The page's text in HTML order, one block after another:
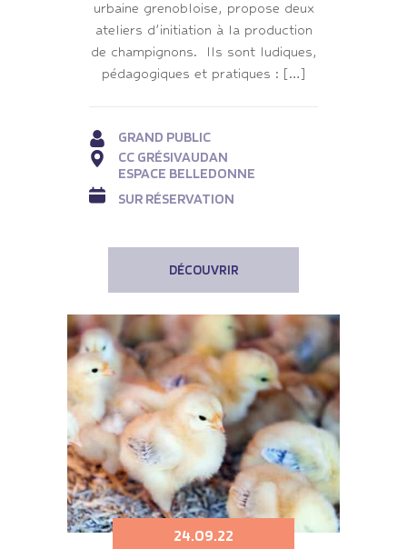
urbaine grenobloise, propose deux
ateliers d’initiation à la production
de champignons. Ils sont ludiques,
pédagogiques et pratiques : […]
GRAND PUBLIC
CC GRÉSIVAUDAN
ESPACE BELLEDONNE
SUR RÉSERVATION
DÉCOUVRIR
24.09.22